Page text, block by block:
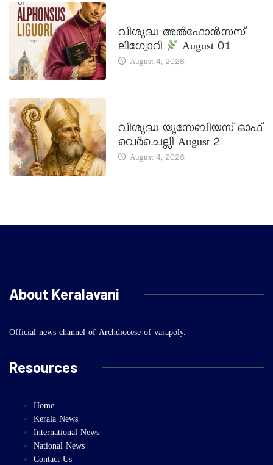
വിശുദ്ധ അൽഫോൻസസ്
ലിഗ്വോറി
August 01
August 4, 2026
വിശുദ്ധ യൂസേബിയസ് ഓഫ്
വെർചെല്ലി August 2
August 4, 2026
About Keralavani
Official news channel of Archdiocese of varapoly.
Resources
Home
Kerala News
International News
National News
Contact Us